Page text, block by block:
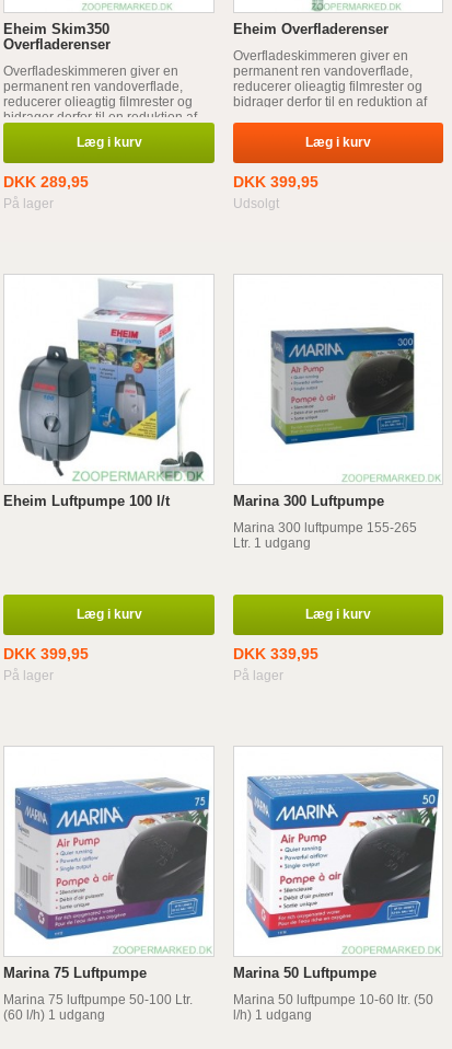
Eheim Skim350
Overfladerenser
Overfladeskimmeren giver en
permanent ren vandoverflade,
reducerer olieagtig filmrester og
bidrager derfor til en reduktion af
iltudveksling og større
lysindtrængning.
Læg i kurv
DKK 289,95
På lager
Eheim Overfladerenser
Overfladeskimmeren giver en
permanent ren vandoverflade,
reducerer olieagtig filmrester og
bidrager derfor til en reduktion af
lysindtrængning.Læg i kurv
DKK 399,95
Udsolgt
Eheim Luftpumpe 100 l/t
Læg i kurv
DKK 399,95
På lager
Marina 300 Luftpumpe
Marina 300 luftpumpe 155-265
Ltr. 1 udgang
Læg i kurv
DKK 339,95
På lager
Marina 75 Luftpumpe
Marina 75 luftpumpe 50-100 Ltr.
(60 l/h) 1 udgang
Marina 50 Luftpumpe
Marina 50 luftpumpe 10-60 ltr. (50
l/h) 1 udgang